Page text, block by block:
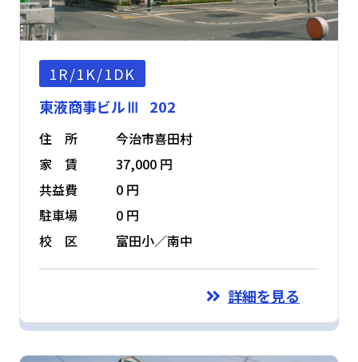
1R/1K/1DK
東液商事ビルⅢ 202
住 所
今治市喜田村
家 賃
37,000 円
共益費
0 円
駐車場
0 円
校 区
富田小／南中
詳細を見る